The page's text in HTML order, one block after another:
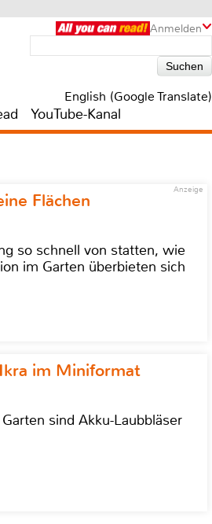
Anmelden
English (Google Translate)
YouTube-Kanal
Anzeige
Flächen
so schnell von statten, wie
im Garten überbieten sich
im Miniformat
sind Akku-Laubbläser